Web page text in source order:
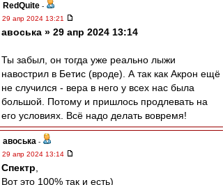
RedQuite -
29 апр 2024 13:21
авоська » 29 апр 2024 13:14
Ты забыл, он тогда уже реально лыжи
навострил в Бетис (вроде). А так как Акрон ещё
не случился - вера в него у всех нас была
большой. Потому и пришлось продлевать на
его условиях. Всё надо делать вовремя!
авоська -
29 апр 2024 13:14
Спектр
Вот это 100% так и есть)